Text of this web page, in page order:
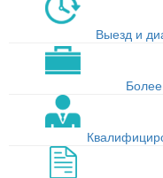
Выезд и